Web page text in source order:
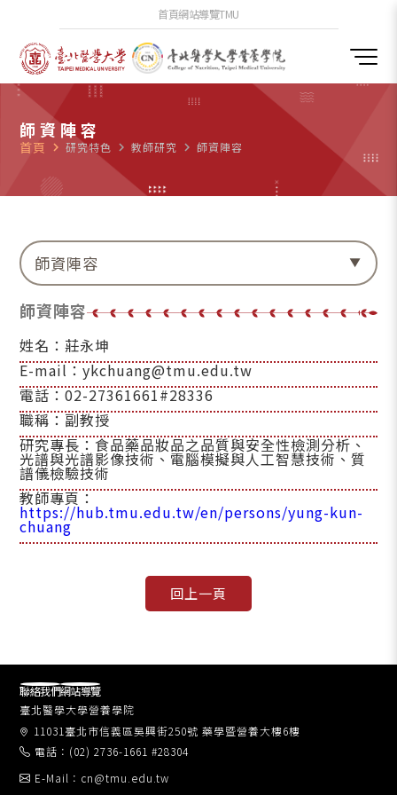
首頁網站導覽TMU
師資陣容
首頁 navigate_next 研究特色 navigate_next 教師研究 navigate_next 師資陣容
師資陣容
師資陣容
姓名：莊永坤
E-mail：ykchuang@tmu.edu.tw
電話：02-27361661#28336
職稱：副教授
研究專長：食品藥品妝品之品質與安全性檢測分析、
光譜與光譜影像技術、電腦模擬與人工智慧技術、質
譜儀檢驗技術
教師專頁：
https://hub.tmu.edu.tw/en/persons/yung-kun-
chuang
臺北醫學大學營養學院
11031臺北市信義區吳興街250號 藥學暨營養大樓6樓
電話：(02) 2736-1661 #28304
E-Mail：cn@tmu.edu.tw
聯絡我們網站導覽